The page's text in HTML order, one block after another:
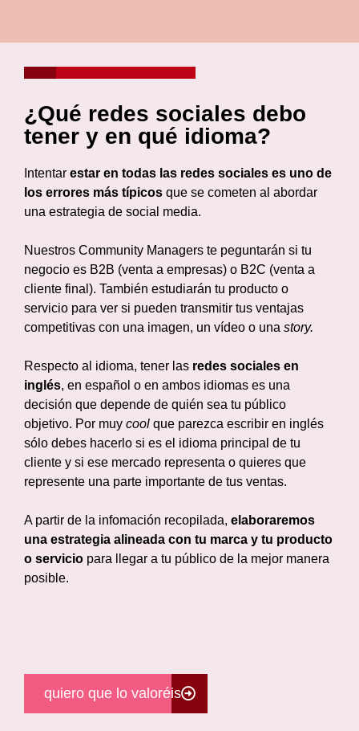
¿Qué redes sociales debo
tener y en qué idioma?
Intentar estar en todas las redes sociales es uno de
los errores más típicos que se cometen al abordar
una estrategia de social media.
Nuestros Community Managers te peguntarán si tu
negocio es B2B (venta a empresas) o B2C (venta a
cliente final). También estudiarán tu producto o
servicio para ver si pueden transmitir tus ventajas
competitivas con una imagen, un vídeo o una story.
Respecto al idioma, tener las redes sociales en
inglés, en español o en ambos idiomas es una
decisión que depende de quién sea tu público
objetivo. Por muy cool que parezca escribir en inglés
sólo debes hacerlo si es el idioma principal de tu
cliente y si ese mercado representa o quieres que
represente una parte importante de tus ventas.
A partir de la infomación recopilada, elaboraremos
una estrategia alineada con tu marca y tu producto
o servicio para llegar a tu público de la mejor manera
posible.
quiero que lo valoréis